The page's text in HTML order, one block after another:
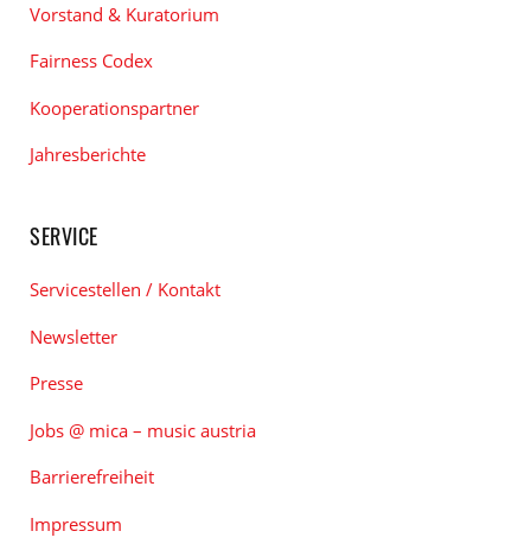
Vorstand & Kuratorium
Fairness Codex
Kooperationspartner
Jahresberichte
SERVICE
Servicestellen / Kontakt
Newsletter
Presse
Jobs @ mica – music austria
Barrierefreiheit
Impressum